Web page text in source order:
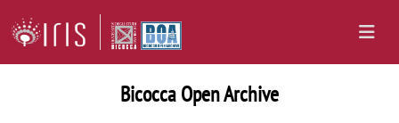
Bicocca Open Archive